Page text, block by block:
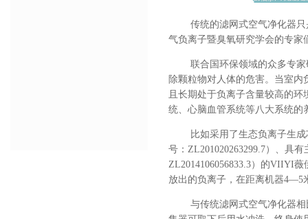
传统的滤网式空气净化器
气负离子暨臭氧研究学会的专家
联合国环保领域的众多专
除颗粒物对人体的危害。当室内
且长期处于负离子含量较高的
统、心脑血管系统等八大系统的
比如采用了生态负离子生
号： ZL201020263299.7）、 具有
ZL2014106056833.3）的VIIYI
放出的负离子，在距离机器4—5
与传统滤网式空气净化器相